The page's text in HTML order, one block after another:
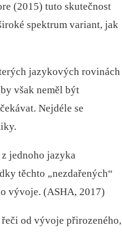
(2015) tuto skutečnost
spektrum variant, jak
jazykových rovinách
však neměl být
Nejdéle se
jednoho jazyka
těchto „nezdařených“
vývoje. (ASHA, 2017)
od vývoje přirozeného,